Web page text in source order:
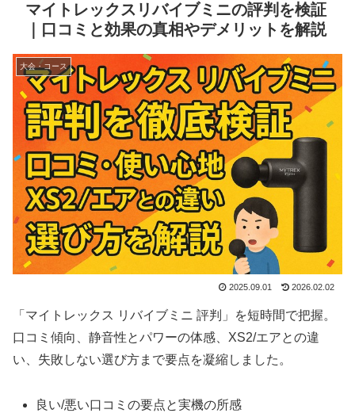
マイトレックスリバイブミニの評判を検証
｜口コミと効果の真相やデメリットを解説
大会・コース
2025.09.01 2026.02.02
「マイトレックス リバイブミニ 評判」を短時間で把握。
口コミ傾向、静音性とパワーの体感、XS2/エアとの違
い、失敗しない選び方まで要点を凝縮しました。
良い/悪い口コミの要点と実機の所感